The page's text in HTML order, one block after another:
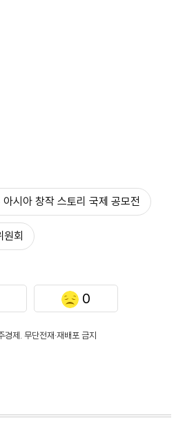
시아 창작 스토리 국제 공모전
원회
0
제. 무단전재·재배포 금지